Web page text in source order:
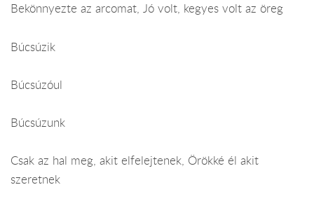
Bekönnyezte az arcomat, Jó volt, kegyes volt az öreg
Búcsúzik
Búcsúzóul
Búcsúzunk
Csak az hal meg, akit elfelejtenek, Örökké él akit
szeretnek